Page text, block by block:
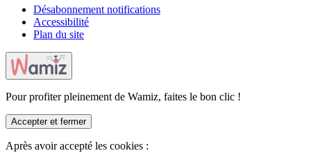
Désabonnement notifications
Accessibilité
Plan du site
Pour profiter pleinement de Wamiz, faites le bon clic !
Accepter et fermer
Après avoir accepté les cookies :